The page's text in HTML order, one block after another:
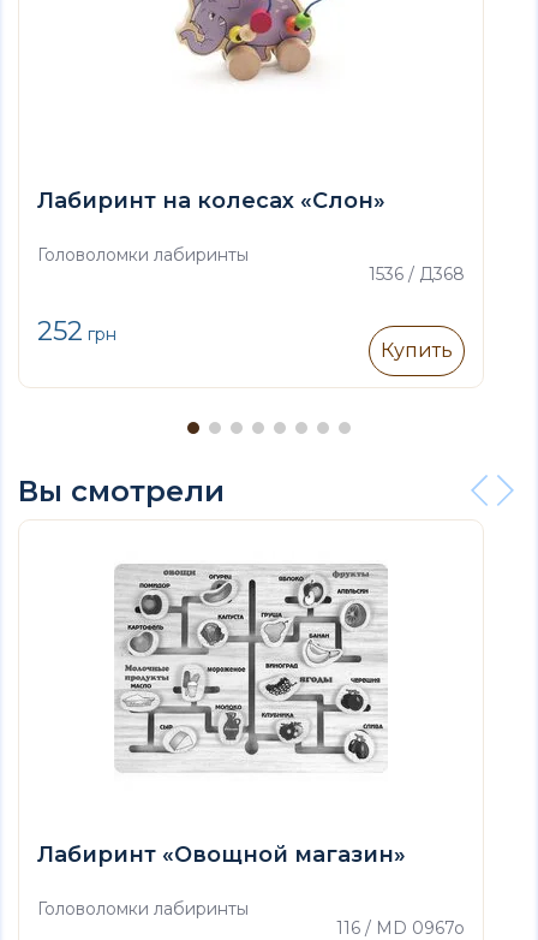
Лабиринт на колесах «Слон»
Головоломки лабиринты
1536 / Д368
252 грн
Купить
Вы смотрели
Лабиринт «Овощной магазин»
Головоломки лабиринты
116 / MD 0967o